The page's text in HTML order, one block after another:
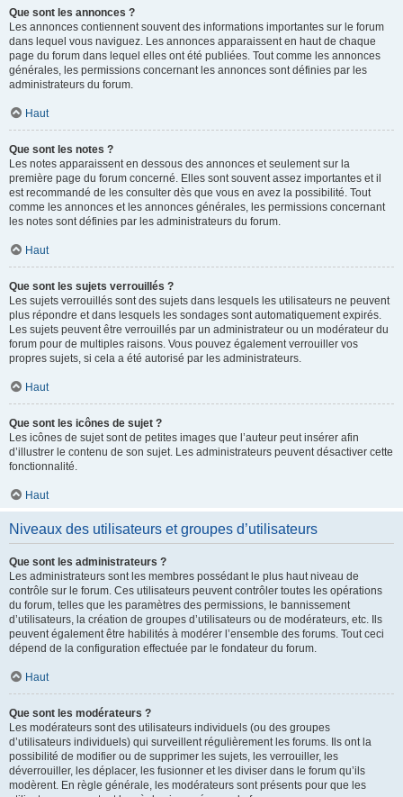
Que sont les annonces ?
Les annonces contiennent souvent des informations importantes sur le forum
dans lequel vous naviguez. Les annonces apparaissent en haut de chaque
page du forum dans lequel elles ont été publiées. Tout comme les annonces
générales, les permissions concernant les annonces sont définies par les
administrateurs du forum.
Haut
Que sont les notes ?
Les notes apparaissent en dessous des annonces et seulement sur la
première page du forum concerné. Elles sont souvent assez importantes et il
est recommandé de les consulter dès que vous en avez la possibilité. Tout
comme les annonces et les annonces générales, les permissions concernant
les notes sont définies par les administrateurs du forum.
Haut
Que sont les sujets verrouillés ?
Les sujets verrouillés sont des sujets dans lesquels les utilisateurs ne peuvent
plus répondre et dans lesquels les sondages sont automatiquement expirés.
Les sujets peuvent être verrouillés par un administrateur ou un modérateur du
forum pour de multiples raisons. Vous pouvez également verrouiller vos
propres sujets, si cela a été autorisé par les administrateurs.
Haut
Que sont les icônes de sujet ?
Les icônes de sujet sont de petites images que l’auteur peut insérer afin
d’illustrer le contenu de son sujet. Les administrateurs peuvent désactiver cette
fonctionnalité.
Haut
Niveaux des utilisateurs et groupes d’utilisateurs
Que sont les administrateurs ?
Les administrateurs sont les membres possédant le plus haut niveau de
contrôle sur le forum. Ces utilisateurs peuvent contrôler toutes les opérations
du forum, telles que les paramètres des permissions, le bannissement
d’utilisateurs, la création de groupes d’utilisateurs ou de modérateurs, etc. Ils
peuvent également être habilités à modérer l’ensemble des forums. Tout ceci
dépend de la configuration effectuée par le fondateur du forum.
Haut
Que sont les modérateurs ?
Les modérateurs sont des utilisateurs individuels (ou des groupes
d’utilisateurs individuels) qui surveillent régulièrement les forums. Ils ont la
possibilité de modifier ou de supprimer les sujets, les verrouiller, les
déverrouiller, les déplacer, les fusionner et les diviser dans le forum qu’ils
modèrent. En règle générale, les modérateurs sont présents pour que les